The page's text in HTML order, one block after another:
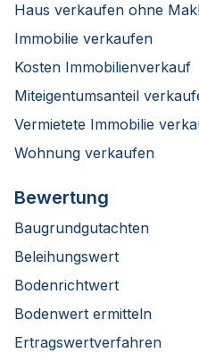
Haus verkaufen ohne
Immobilie verkaufen
Kosten Immobilienverkauf
Miteigentumsanteil
Vermietete Immobilie
Wohnung verkaufen
Bewertung
Baugrundgutachten
Beleihungswert
Bodenrichtwert
Bodenwert ermitteln
Ertragswertverfahren